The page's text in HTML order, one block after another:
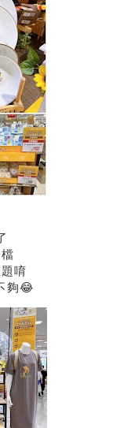
唷
夠😂